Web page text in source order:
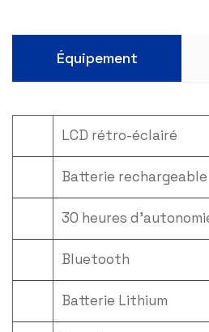
Équipement
LCD rétro-éclairé
Batterie rechargeable
30 heures
Bluetooth
Batterie Lithium